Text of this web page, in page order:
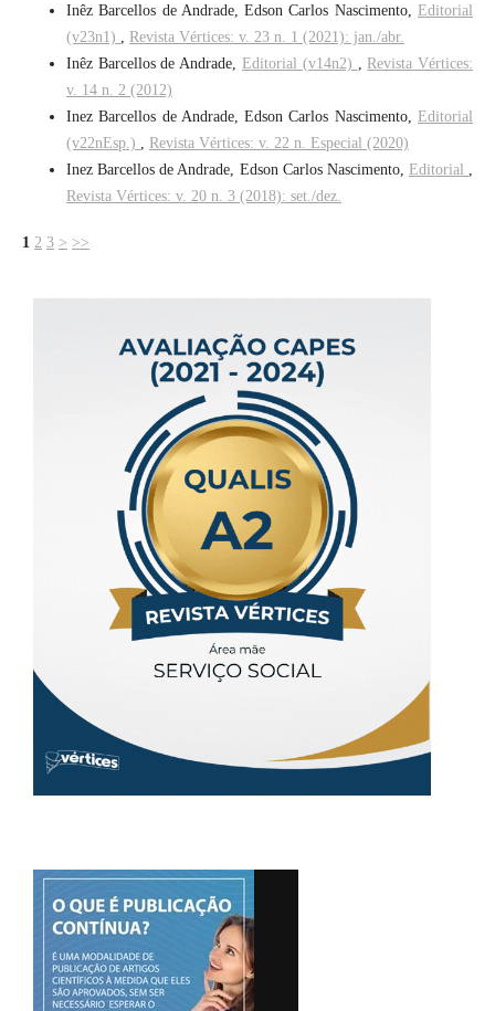
Inêz Barcellos de Andrade, Edson Carlos Nascimento, Editorial
(v23n1)
Revista Vértices: v. 23 n. 1 (2021): jan./abr.
Inêz Barcellos de Andrade, Editorial (v14n2)
Revista Vértices:
v. 14 n. 2 (2012)
Inez Barcellos de Andrade, Edson Carlos Nascimento, Editorial
(v22nEsp.)
Revista Vértices: v. 22 n. Especial (2020)
Inez Barcellos de Andrade, Edson Carlos Nascimento, Editorial
Revista Vértices: v. 20 n. 3 (2018): set./dez.
1 2 3 > >>